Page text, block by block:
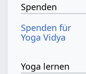
Spenden
Spenden für
Yoga Vidya
Yoga lernen